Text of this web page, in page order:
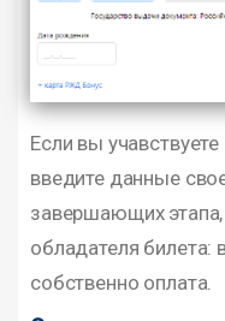
Если вы
введите данные
завершающих этапа,
обладателя
собственно оплата.